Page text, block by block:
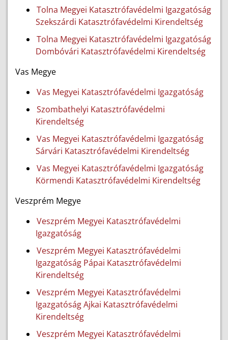
Tolna Megyei Katasztrófavédelmi Igazgatóság
Szekszárdi Katasztrófavédelmi Kirendeltség
Tolna Megyei Katasztrófavédelmi Igazgatóság
Dombóvári Katasztrófavédelmi Kirendeltség
Vas Megye
Vas Megyei Katasztrófavédelmi Igazgatóság
Szombathelyi Katasztrófavédelmi
Kirendeltség
Vas Megyei Katasztrófavédelmi Igazgatóság
Sárvári Katasztrófavédelmi Kirendeltség
Vas Megyei Katasztrófavédelmi Igazgatóság
Körmendi Katasztrófavédelmi Kirendeltség
Veszprém Megye
Veszprém Megyei Katasztrófavédelmi
Igazgatóság
Veszprém Megyei Katasztrófavédelmi
Igazgatóság Pápai Katasztrófavédelmi
Kirendeltség
Veszprém Megyei Katasztrófavédelmi
Igazgatóság Ajkai Katasztrófavédelmi
Kirendeltség
Veszprém Megyei Katasztrófavédelmi